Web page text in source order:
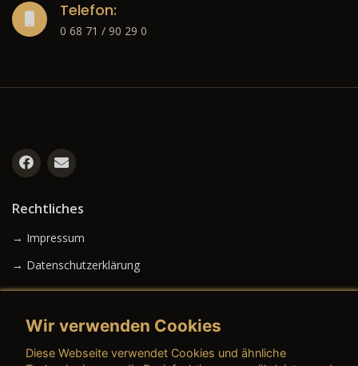
Telefon:
0 68 71 / 90 29 0
Rechtliches
→ Impressum
→ Datenschutzerklärung
Wir verwenden Cookies
Diese Webseite verwendet Cookies und ähnliche